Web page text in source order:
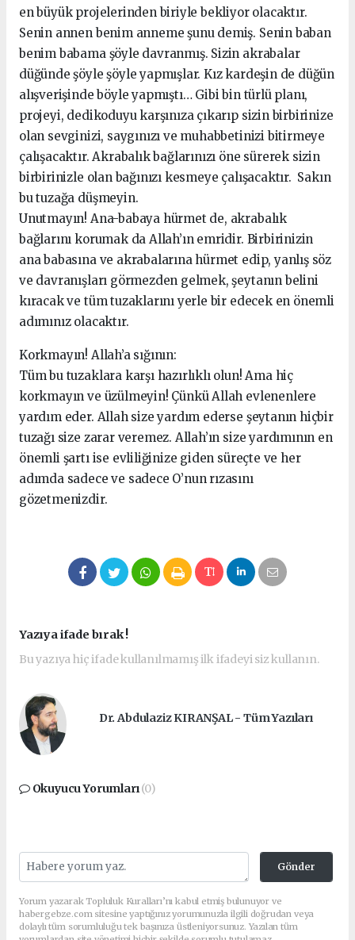
en büyük projelerinden biriyle bekliyor olacaktır.
Senin annen benim anneme şunu demiş. Senin baban
benim babama şöyle davranmış. Sizin akrabalar
düğünde şöyle şöyle yapmışlar. Kız kardeşin de düğün
alışverişinde böyle yapmıştı… Gibi bin türlü planı,
projeyi, dedikoduyu karşınıza çıkarıp sizin birbirinize
olan sevginizi, saygınızı ve muhabbetinizi bitirmeye
çalışacaktır. Akrabalık bağlarınızı öne sürerek sizin
birbirinizle olan bağınızı kesmeye çalışacaktır. Sakın
bu tuzağa düşmeyin.
Unutmayın! Ana-babaya hürmet de, akrabalık
bağlarını korumak da Allah’ın emridir. Birbirinizin
ana babasına ve akrabalarına hürmet edip, yanlış söz
ve davranışları görmezden gelmek, şeytanın belini
kıracak ve tüm tuzaklarını yerle bir edecek en önemli
adımınız olacaktır.
Korkmayın! Allah’a sığının:
Tüm bu tuzaklara karşı hazırlıklı olun! Ama hiç
korkmayın ve üzülmeyin! Çünkü Allah evlenenlere
yardım eder. Allah size yardım ederse şeytanın hiçbir
tuzağı size zarar veremez. Allah’ın size yardımının en
önemli şartı ise evliliğinize giden süreçte ve her
adımda sadece ve sadece O’nun rızasını
gözetmenizdir.
Yazıya ifade bırak !
Bu yazıya hiç ifade kullanılmamış ilk ifadeyi siz kullanın.
Dr. Abdulaziz KIRANŞAL - Tüm Yazıları
Okuyucu Yorumları(0)
Gönder
Yorum yazarak Topluluk Kuralları’nı kabul etmiş bulunuyor ve
habergebze.com sitesine yaptığınız yorumunuzla ilgili doğrudan veya
dolaylı tüm sorumluluğu tek başınıza üstleniyorsunuz. Yazılan tüm